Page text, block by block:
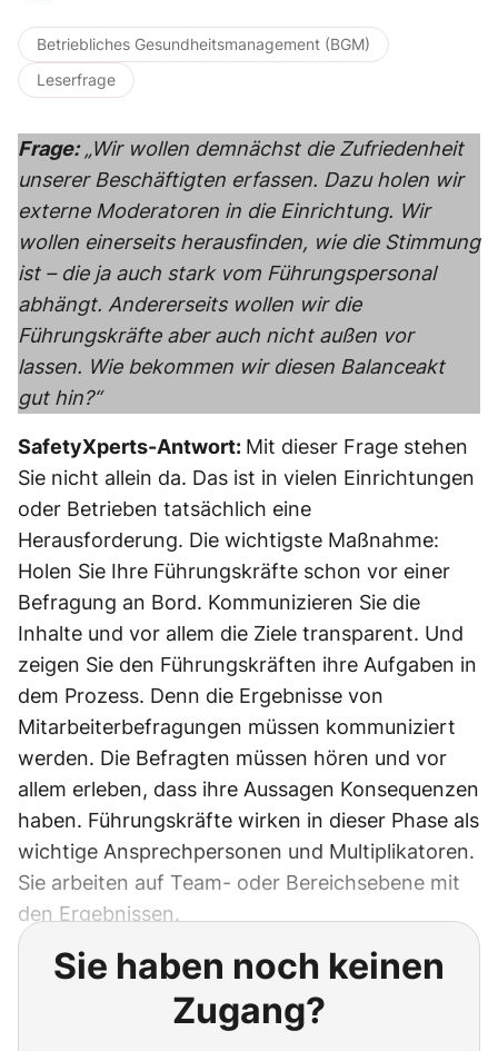
Betriebliches Gesundheitsmanagement (BGM)
Leserfrage
Frage:„Wir wollen demnächst die Zufriedenheit
unserer Beschäftigten erfassen. Dazu holen wir
externe Moderatoren in die Einrichtung. Wir
wollen einerseits herausfinden, wie die Stimmung
ist – die ja auch stark vom Führungspersonal
abhängt. Andererseits wollen wir die
Führungskräfte aber auch nicht außen vor
lassen. Wie bekommen wir diesen Balanceakt
gut hin?“
SafetyXperts-Antwort: Mit dieser Frage stehen
Sie nicht allein da. Das ist in vielen Einrichtungen
oder Betrieben tatsächlich eine
Herausforderung. Die wichtigste Maßnahme:
Holen Sie Ihre Führungskräfte schon vor einer
Befragung an Bord. Kommunizieren Sie die
Inhalte und vor allem die Ziele transparent. Und
zeigen Sie den Führungskräften ihre Aufgaben in
dem Prozess. Denn die Ergebnisse von
Mitarbeiterbefragungen müssen kommuniziert
werden. Die Befragten müssen hören und vor
allem erleben, dass ihre Aussagen Konsequenzen
haben. Führungskräfte wirken in dieser Phase als
wichtige Ansprechpersonen und Multiplikatoren.
Sie arbeiten auf Team- oder Bereichsebene mit
den Ergebnissen.
Sie haben noch keinen
Zugang?